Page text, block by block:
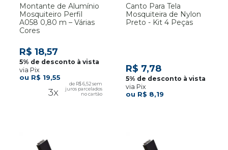
Montante de Alumínio
Mosquiteiro Perfil
A058 0,80 m – Várias
Cores
R$ 19,55
3x
R$ 6,52
R$ 18,57
via Pix
Canto Para Tela
Mosquiteira de Nylon
Preto - Kit 4 Peças
R$ 8,19
R$ 7,78
via Pix